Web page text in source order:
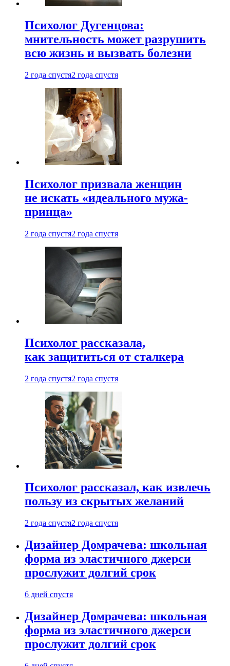
Психолог Дугенцова:
мнительность может разрушить
всю жизнь и вызвать болезни
2 года спустя2 года спустя
Психолог призвала женщин
не искать «идеального мужа-
принца»
2 года спустя2 года спустя
Психолог рассказала,
как защититься от сталкера
2 года спустя2 года спустя
Психолог рассказал, как извлечь
пользу из скрытых желаний
2 года спустя2 года спустя
Дизайнер Домрачева: школьная
форма из эластичного джерси
прослужит долгий срок
6 дней спустя
Дизайнер Домрачева: школьная
форма из эластичного джерси
прослужит долгий срок